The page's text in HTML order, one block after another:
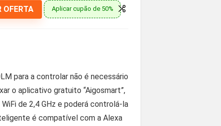
OFERTA Aplicar cupão de 50%
para a controlar não é necessário
o aplicativo gratuito “Aigosmart”,
WiFi de 2,4 GHz e poderá controlá-la
é compatível com a Alexa